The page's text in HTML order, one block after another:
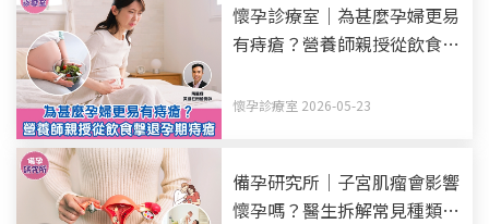
懷孕診療室｜為甚麼孕婦更易
有痔瘡？營養師親授從飲食擊
懷孕診療室 2026-05-23
備孕研究所｜子宮肌瘤會影響
懷孕嗎？醫生拆解常見種類